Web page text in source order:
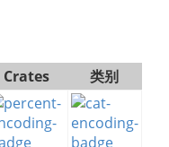
Crates
类别